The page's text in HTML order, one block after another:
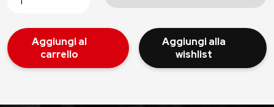
Aggiungi al
carrello
Aggiungi alla
wishlist